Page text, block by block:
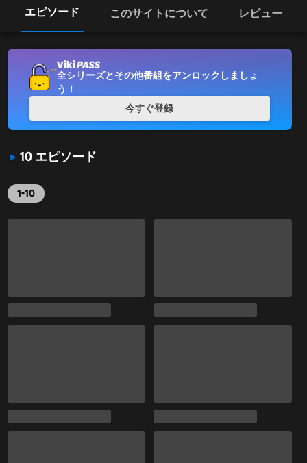
エピソード このサイトについて レビュー
10 エピソード
1-10
全シリーズとその他番組をアンロックしましょ
う！
今すぐ登録